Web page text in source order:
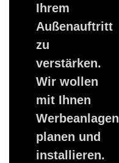
Ihrem
Außenauftritt
zu
verstärken.
Wir wollen
mit Ihnen
Werbeanlagen
planen und
installieren.